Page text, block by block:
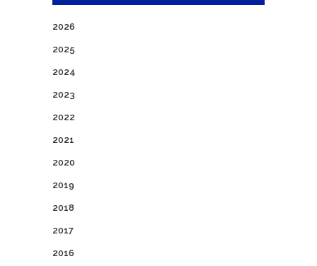
2026
2025
2024
2023
2022
2021
2020
2019
2018
2017
2016